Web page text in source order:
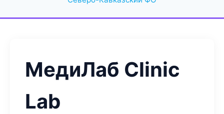
МедиЛаб Clinic
Lab